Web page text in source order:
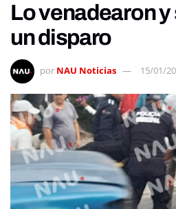
Lo venadearon
un disparo
por NAU Noticias 15/01/